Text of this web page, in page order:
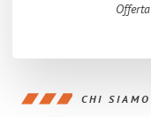
Offerta
CHI SIAMO